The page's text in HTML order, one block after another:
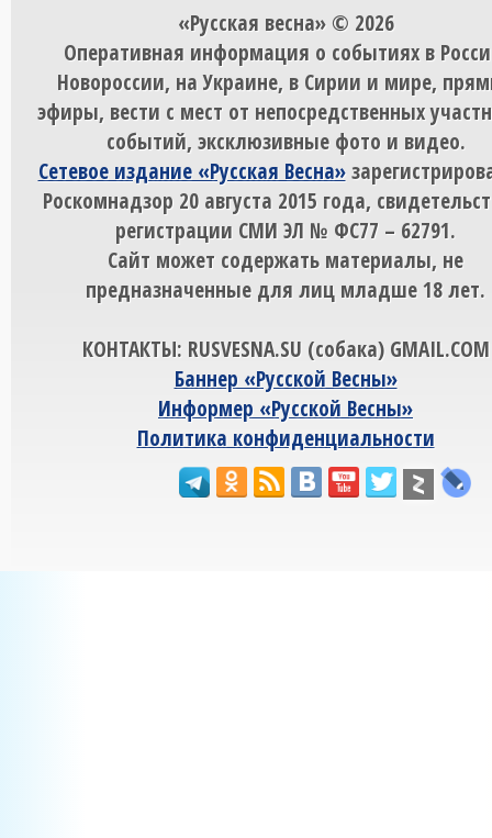
«Русская весна» © 2026
Оперативная информация о событиях в
Новороссии, на Украине, в Сирии и мире,
эфиры, вести с мест от непосредственных
событий, эксклюзивные фото и видео.
Сетевое издание «Русская Весна»
Роскомнадзор 20 августа 2015 года,
регистрации СМИ ЭЛ № ФС77 – 62791.
Сайт может содержать материалы, не
предназначенные для лиц младше 18 лет.
КОНТАКТЫ: RUSVESNA.SU (собака) GMAIL.COM
Баннер «Русской Весны»
Информер «Русской Весны»
Политика конфиденциальности